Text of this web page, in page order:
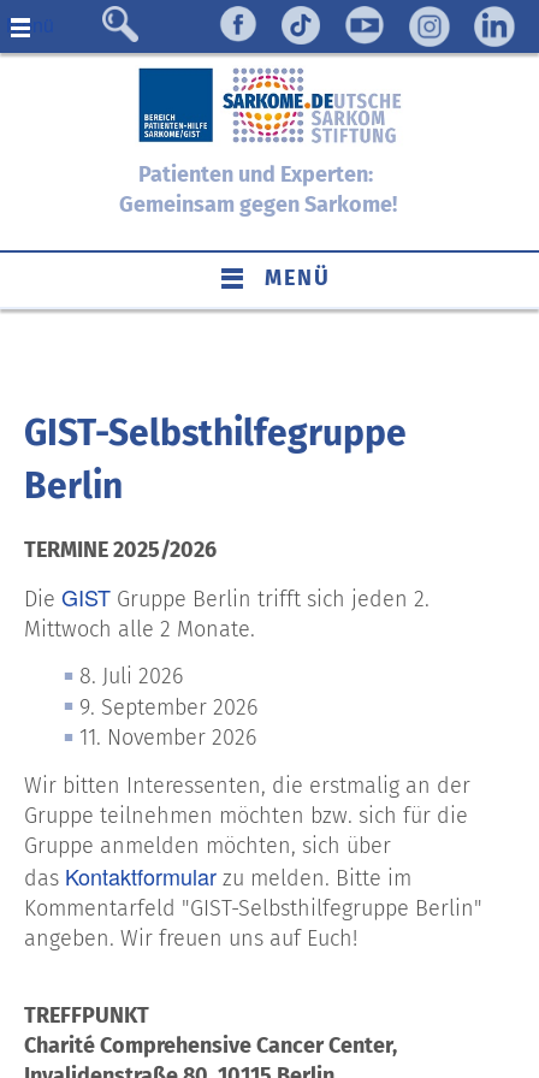
Menü
Patienten und Experten:
Gemeinsam gegen Sarkome!
MENÜ
GIST-Selbsthilfegruppe
Berlin
TERMINE 2025/2026
Die GIST Gruppe Berlin trifft sich jeden 2.
Mittwoch alle 2 Monate.
8. Juli 2026
9. September 2026
11. November 2026
Wir bitten Interessenten, die erstmalig an der
Gruppe teilnehmen möchten bzw. sich für die
Gruppe anmelden möchten, sich über
das Kontaktformular zu melden. Bitte im
Kommentarfeld "GIST-Selbsthilfegruppe Berlin"
angeben. Wir freuen uns auf Euch!
TREFFPUNKT
Charité Comprehensive Cancer Center,